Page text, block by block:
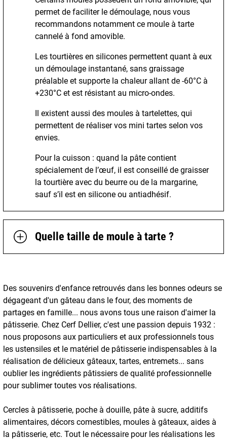
permet de faciliter le démoulage, nous vous
recommandons notamment ce moule à tarte
cannelé à fond amovible.
Les tourtières en silicones permettent quant à eux
un démoulage instantané, sans graissage
préalable et supporte la chaleur allant de -60°C à
+230°C et est résistant au micro-ondes.
Il existent aussi des moules à tartelettes, qui
permettent de réaliser vos mini tartes selon vos
envies.
Pour la cuisson : quand la pâte contient
spécialement de l’œuf, il est conseillé de graisser
la tourtière avec du beurre ou de la margarine,
sauf s’il est en silicone ou antiadhésif.
Quelle taille de moule à tarte ?
Des souvenirs d'enfance retrouvés dans les bonnes odeurs se
dégageant d'un gâteau dans le four, des moments de
partages en famille... nous avons tous une raison d'aimer la
pâtisserie. Chez Cerf Dellier, c'est une passion depuis 1932 :
nous proposons aux particuliers et aux professionnels tous
les ustensiles et le matériel de pâtisserie indispensables à la
réalisation de délicieux gâteaux, tartes, entremets... sans
oublier les ingrédients pâtissiers de qualité professionnelle
pour sublimer toutes vos réalisations.
Cercles à pâtisserie, poche à douille, pâte à sucre, additifs
alimentaires, décors comestibles, moules à gâteaux, aides à
la pâtisserie, etc. Tout le nécessaire pour les réalisations les